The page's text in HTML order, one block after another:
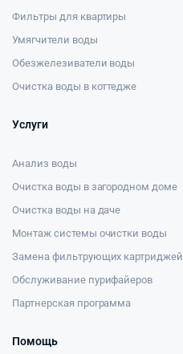
Фильтры для квартиры
Умягчители воды
Обезжелезиватели воды
Очистка воды в коттедже
Услуги
Анализ воды
Очистка воды в загородном доме
Очистка воды на даче
Монтаж системы очистки воды
Замена фильтрующих картриджей
Обслуживание пурифайеров
Партнерская программа
Помощь